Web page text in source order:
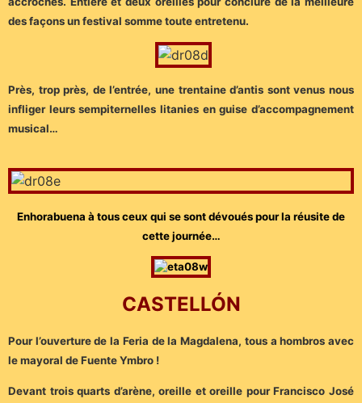
des façons un festival somme toute entretenu.
Près, trop près, de l’entrée, une trentaine d’antis sont venus nous
infliger leurs sempiternelles litanies en guise d’accompagnement
musical…
Enhorabuena à tous ceux qui se sont dévoués pour la réusite de
cette journée…
CASTELLÓN
Pour l’ouverture de la Feria de la Magdalena, tous a hombros avec
le mayoral de Fuente Ymbro !
Devant trois quarts d’arène, oreille et oreille pour Francisco José